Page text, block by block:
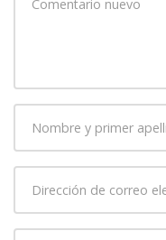
comentario*
primer
correo